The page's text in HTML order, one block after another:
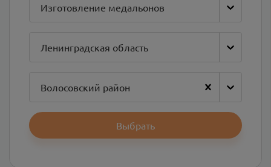
Изготовление медальонов
Ленинградская область
Волосовский район
Выбрать